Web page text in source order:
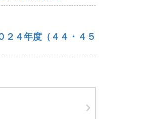
４年度（４４・４５